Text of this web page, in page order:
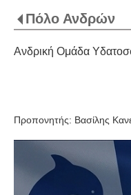
Πόλο Ανδρών
Ανδρική Ομάδα
Προπονητής: Βασίλης